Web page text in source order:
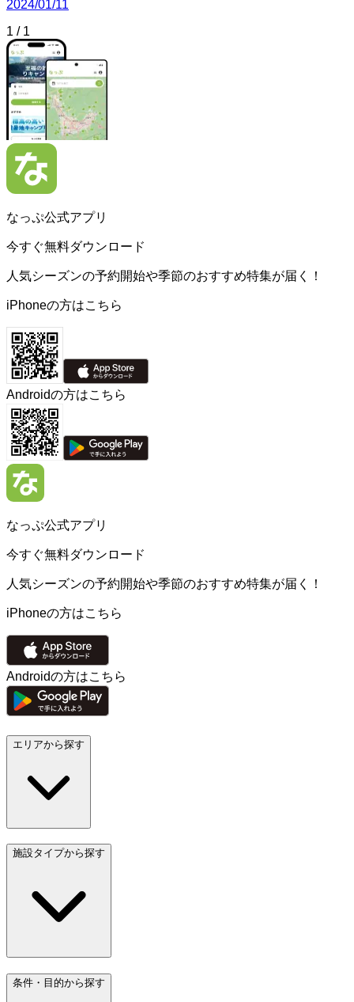
2024/01/11
1 / 1
なっぷ公式アプリ
今すぐ無料ダウンロード
人気シーズンの予約開始や季節のおすすめ特集が届く！
iPhoneの方はこちら
Androidの方はこちら
なっぷ公式アプリ
今すぐ無料ダウンロード
人気シーズンの予約開始や季節のおすすめ特集が届く！
iPhoneの方はこちら
Androidの方はこちら
エリアから探す
施設タイプから探す
条件・目的から探す